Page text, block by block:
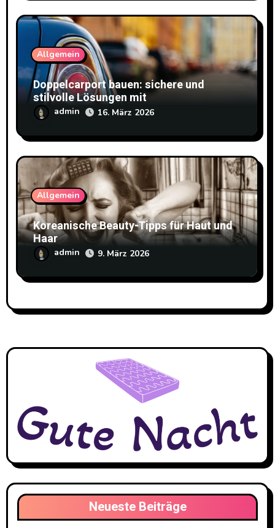
Allgemein
Doppelcarport bauen: sichere und
stilvolle Lösungen mit
Doppelstabmattenzaun
admin 16. März 2026
Allgemein
Koreanische Beauty-Tipps für Haut und
Haar
admin 9. März 2026
Neueste Beiträge